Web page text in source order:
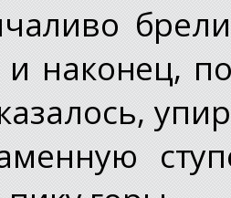
наконец,